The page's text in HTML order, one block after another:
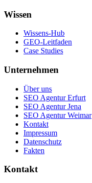
Wissen
Wissens-Hub
GEO-Leitfaden
Case Studies
Unternehmen
Über uns
SEO Agentur Erfurt
SEO Agentur Jena
SEO Agentur Weimar
Kontakt
Impressum
Datenschutz
Fakten
Kontakt